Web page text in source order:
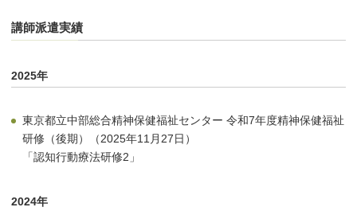
講師派遣実績
2025年
東京都立中部総合精神保健福祉センター 令和7年度精神保健福祉
研修（後期）（2025年11月27日）
「認知行動療法研修2」
2024年